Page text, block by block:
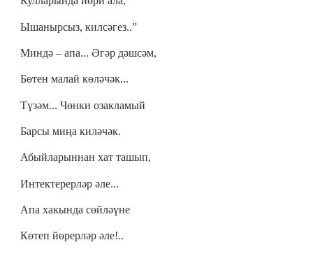
Ышанырсыз, килсәгез..”
Миндә – апа... Әгәр дәшсәм,
Бөтен малай көләчәк...
Түзәм... Чөнки озакламый
Барсы миңа киләчәк.
Абыйларыннан хат ташып,
Интектерерләр әле...
Апа хакында сөйләүне
Көтеп йөрерләр әле!..